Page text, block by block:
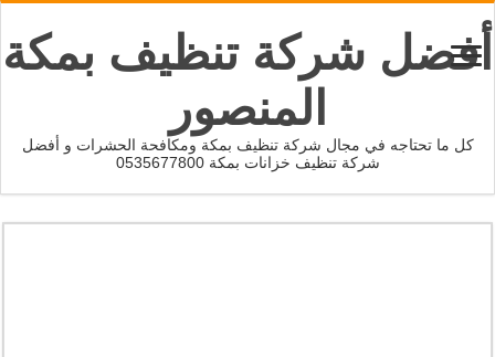
أفضل شركة تنظيف بمكة
المنصور
كل ما تحتاجه في مجال شركة تنظيف بمكة ومكافحة الحشرات و أفضل
شركة تنظيف خزانات بمكة 0535677800